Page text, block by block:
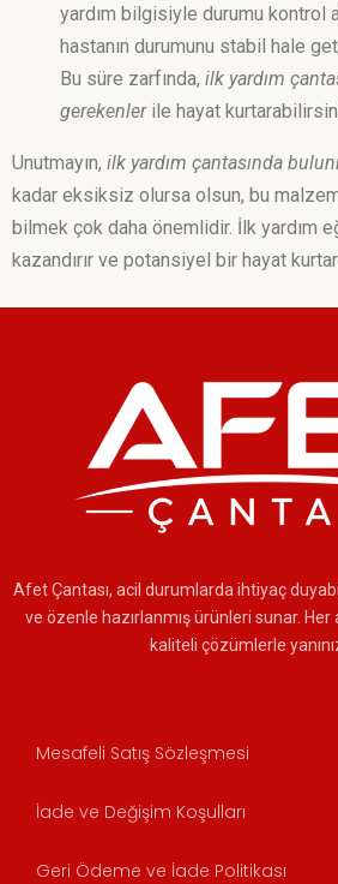
yardım bilgisiyle durumu kontrol
hastanın durumunu stabil hale
Bu süre zarfında, ilk yardım
gerekenlerile hayat
Unutmayın, ilk yardım çantasında
kadar eksiksiz olursa olsun, bu
bilmek çok daha önemlidir. İlk yardım
kazandırır ve potansiyel bir hayat
Afet Çantası, acil durumlarda ihtiyaç
ve özenle hazırlanmış ürünleri sunar. Her
kaliteli çözümlerle
Mesafeli Satış Sözleşmesi
İade ve Değişim Koşulları
Geri Ödeme ve İade Politikası